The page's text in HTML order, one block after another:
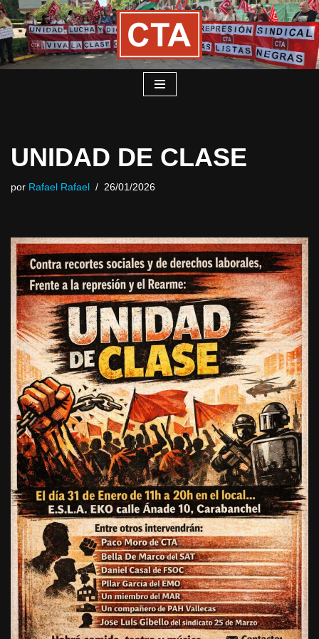
Saltar
al
contenido
UNIDAD DE CLASE
por Rafael Rafael 26/01/2026